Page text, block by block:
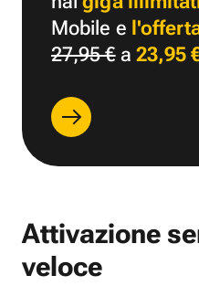
Mobile e
27,95 €a 23,95
Attivazione
veloce